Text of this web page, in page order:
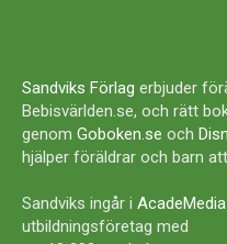
Sandviks Förlag erbjuder
Bebisvärlden.se, och rätt
genom Goboken.se och
hjälper föräldrar och barn
Sandviks ingår i AcadeMedia
utbildningsföretag med